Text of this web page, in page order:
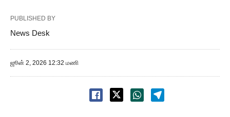
PUBLISHED BY
News Desk
ஜூன் 2, 2026 12:32 மணி